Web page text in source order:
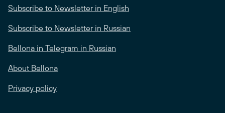
Subscribe to Newsletter in English
Subscribe to Newsletter in Russian
Bellona in Telegram in Russian
About Bellona
Privacy policy